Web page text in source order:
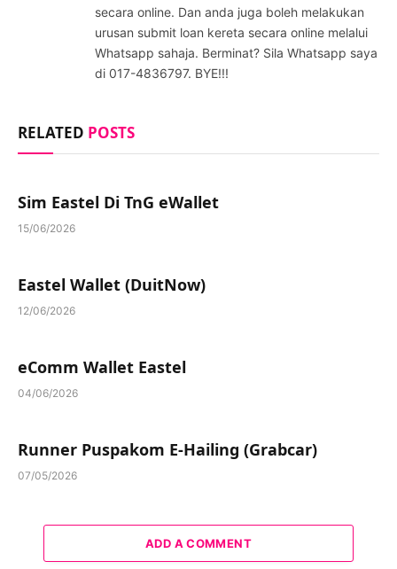
secara online. Dan anda juga boleh melakukan
urusan submit loan kereta secara online melalui
Whatsapp sahaja. Berminat? Sila Whatsapp saya
di 017-4836797. BYE!!!
RELATED POSTS
Sim Eastel Di TnG eWallet
15/06/2026
Eastel Wallet (DuitNow)
12/06/2026
eComm Wallet Eastel
04/06/2026
Runner Puspakom E-Hailing (Grabcar)
07/05/2026
ADD A COMMENT